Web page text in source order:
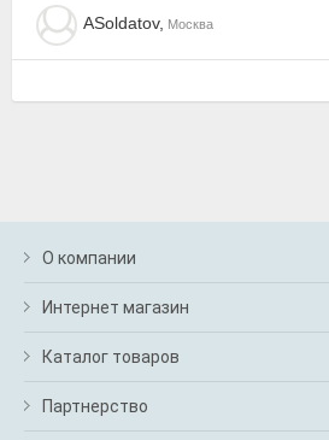
ASoldatov, Москва
О компании
Интернет магазин
Каталог товаров
Партнерство